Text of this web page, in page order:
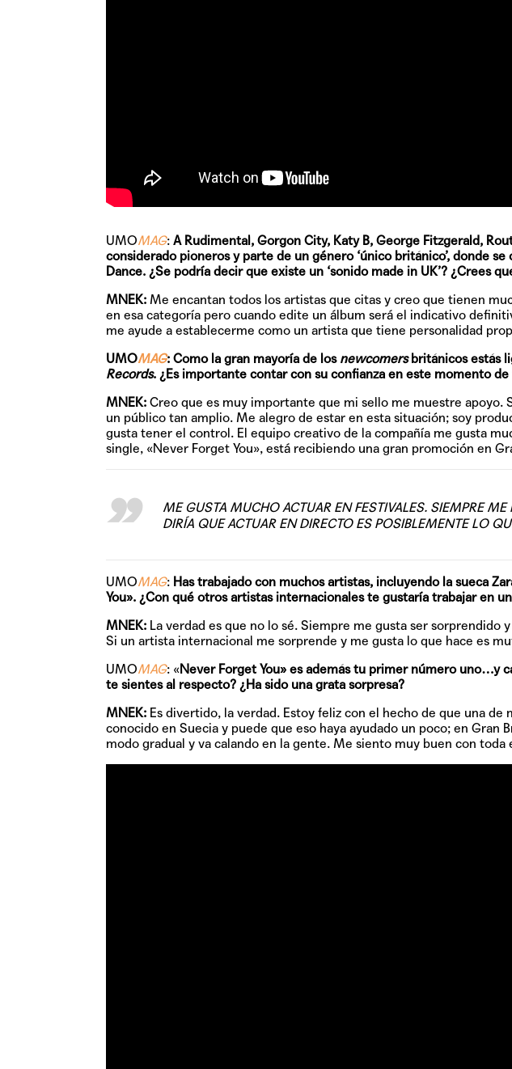
UMOMAG: A Rudimental, Gorgon City, Katy B, George Fitzgerald,
considerado pioneros y parte de un género ‘único británico’, donde se
Dance. ¿Se podría decir que existe un ‘sonido made in UK’? ¿Crees
MNEK:Me encantan todos los artistas que citas y creo que tienen
en esa categoría pero cuando edite un álbum será el indicativo
me ayude a establecerme como un artista que tiene personalidad
UMOMAG: Como la gran mayoría de los newcomersbritánicos estás
Records. ¿Es importante contar con su confianza en este momento
MNEK:Creo que es muy importante que mi sello me muestre apoyo.
un público tan amplio. Me alegro de estar en esta situación; soy
gusta tener el control. El equipo creativo de la compañía me gusta
single, «Never Forget You», está recibiendo una gran promoción en
ME GUSTA MUCHO ACTUAR EN FESTIVALES. SIEMPRE
DIRÍA QUE ACTUAR EN DIRECTO ES POSIBLEMENTE LO
UMOMAG: Has trabajado con muchos artistas, incluyendo la sueca
You». ¿Con qué otros artistas internacionales te gustaría trabajar en
MNEK: La verdad es que no lo sé. Siempre me gusta ser
Si un artista internacional me sorprende y me gusta lo que hace es
UMOMAG: «Never Forget You» es además tu primer número uno…y
te sientes al respecto? ¿Ha sido una grata sorpresa?
MNEK:Es divertido, la verdad. Estoy feliz con el hecho de que una de
conocido en Suecia y puede que eso haya ayudado un poco; en Gran
modo gradual y va calando en la gente. Me siento muy buen con toda